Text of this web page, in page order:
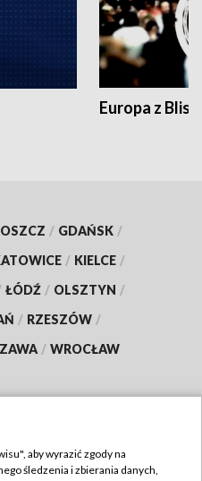
Europa z
/ GDAŃSK /
/ KIELCE /
ŁÓDŹ / OLSZTYN /
/ RZESZÓW /
/ WROCŁAW
aby wyrazić zgody na
śledzenia i zbierania danych,